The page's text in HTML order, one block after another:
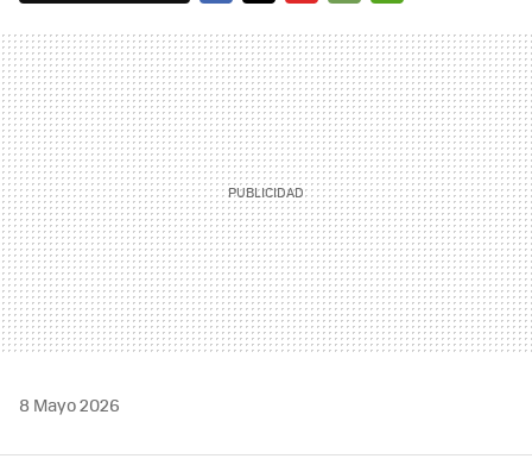
MAIL
8 Mayo 2026